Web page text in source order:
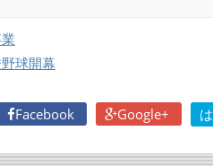
球開幕
Facebook Google+